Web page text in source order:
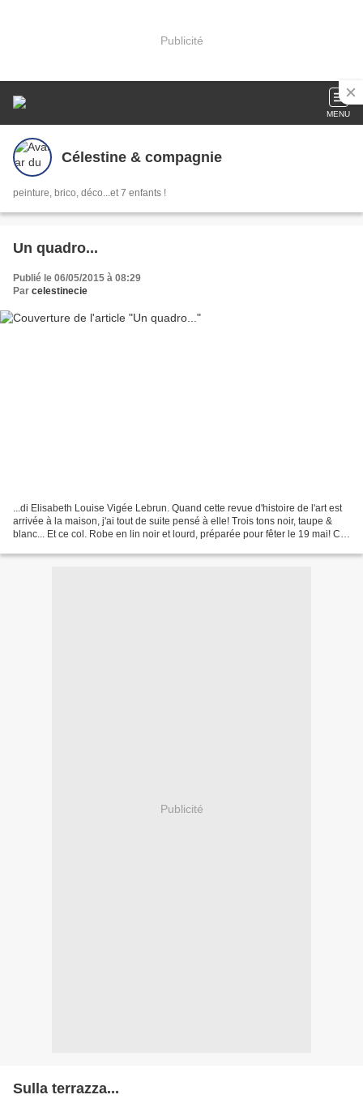
Publicité
MENU
Célestine & compagnie
peinture, brico, déco...et 7 enfants !
Un quadro...
Publié le 06/05/2015 à 08:29
Par celestinecie
...di Elisabeth Louise Vigée Lebrun. Quand cette revue d'histoire de l'art est
arrivée à la maison, j'ai tout de suite pensé à elle! Trois tons noir, taupe &
blanc... Et ce col. Robe en lin noir et lourd, préparée pour fêter le 19 mai! Col
Publicité
Sulla terrazza...